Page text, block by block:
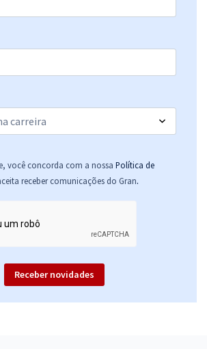
ou 12x deR$25,99
Comprar
do Ministério Público - Analista do CNMP -
R$ 367,92
30,66
Economize R$ 91,98 (-20%)
Comprar
você concorda com a nossa Política de
receber comunicações do Gran.
Receber novidades